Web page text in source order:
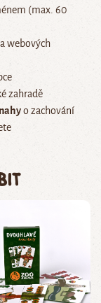
(max. 60
webových
zahradě
o zachování